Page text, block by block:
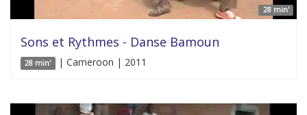
28 min'
Sons et Rythmes - Danse Bamoun
28 min' | Cameroon | 2011